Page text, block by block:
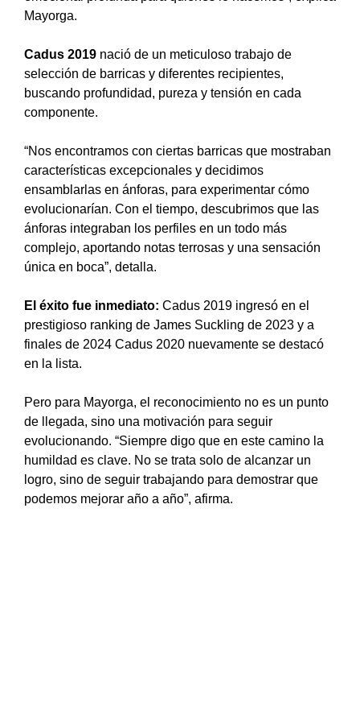
Mayorga.
Cadus 2019 nació de un meticuloso trabajo de
selección de barricas y diferentes recipientes,
buscando profundidad, pureza y tensión en cada
componente.
“Nos encontramos con ciertas barricas que mostraban
características excepcionales y decidimos
ensamblarlas en ánforas, para experimentar cómo
evolucionarían. Con el tiempo, descubrimos que las
ánforas integraban los perfiles en un todo más
complejo, aportando notas terrosas y una sensación
única en boca”, detalla.
El éxito fue inmediato: Cadus 2019 ingresó en el
prestigioso ranking de James Suckling de 2023 y a
finales de 2024 Cadus 2020 nuevamente se destacó
en la lista.
Pero para Mayorga, el reconocimiento no es un punto
de llegada, sino una motivación para seguir
evolucionando. “Siempre digo que en este camino la
humildad es clave. No se trata solo de alcanzar un
logro, sino de seguir trabajando para demostrar que
podemos mejorar año a año”, afirma.